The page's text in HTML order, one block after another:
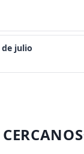
de julio